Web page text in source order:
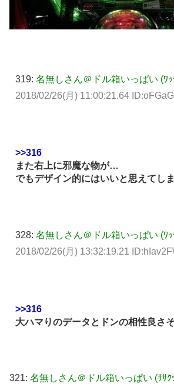
319: 名無しさん＠ドル箱いっぱい (ﾜ
2018/02/26(月) 11:00:21.64
>>316
また右上に邪魔な物が…
でもデザイン的にはいいと思えてし
328: 名無しさん＠ドル箱いっぱい (ﾜ
2018/02/26(月) 13:32:19.21
>>316
大ハマりのデータとドンの相性良さ
321: 名無しさん＠ドル箱いっぱい (ｻｻｸ